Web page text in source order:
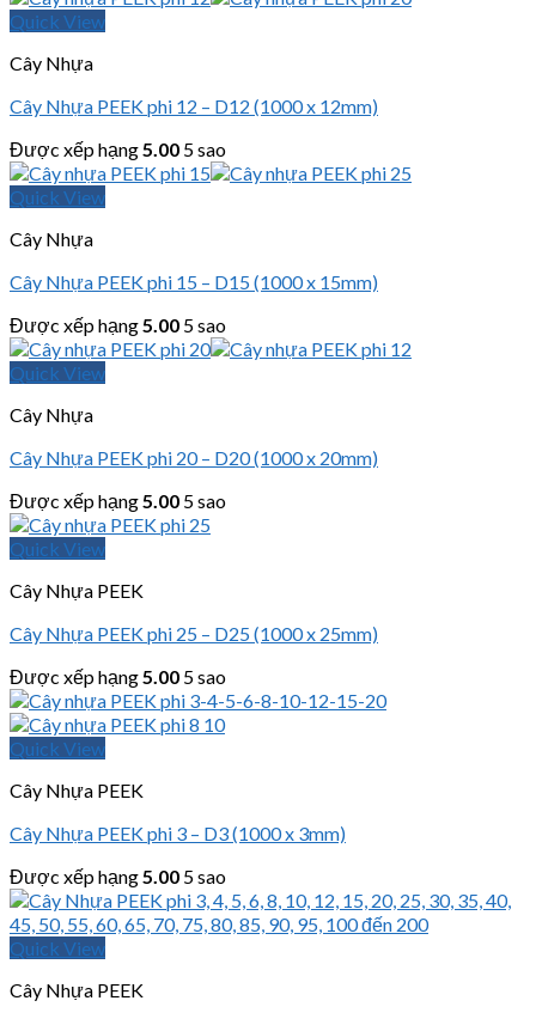
Quick View
Cây Nhựa
Cây Nhựa PEEK phi 12 – D12 (1000 x 12mm)
Được xếp hạng5.00 5 sao
Quick View
Cây Nhựa
Cây Nhựa PEEK phi 15 – D15 (1000 x 15mm)
Được xếp hạng5.00 5 sao
Quick View
Cây Nhựa
Cây Nhựa PEEK phi 20 – D20 (1000 x 20mm)
Được xếp hạng5.00 5 sao
Quick View
Cây Nhựa PEEK
Cây Nhựa PEEK phi 25 – D25 (1000 x 25mm)
Được xếp hạng5.00 5 sao
Quick View
Cây Nhựa PEEK
Cây Nhựa PEEK phi 3 – D3 (1000 x 3mm)
Được xếp hạng5.00 5 sao
Quick View
Cây Nhựa PEEK